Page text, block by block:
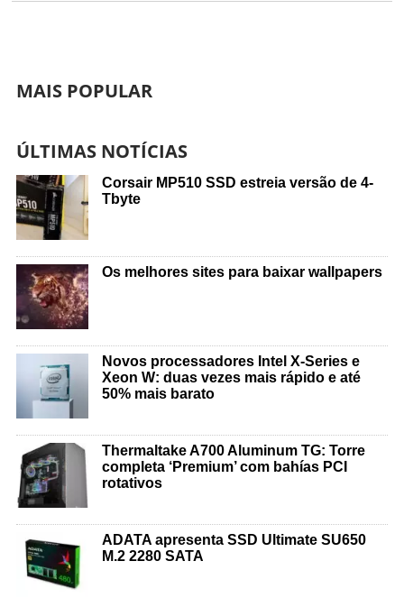
MAIS POPULAR
ÚLTIMAS NOTÍCIAS
Corsair MP510 SSD estreia versão de 4-
Tbyte
Os melhores sites para baixar wallpapers
Novos processadores Intel X-Series e
Xeon W: duas vezes mais rápido e até
50% mais barato
Thermaltake A700 Aluminum TG: Torre
completa ‘Premium’ com bahías PCI
rotativos
ADATA apresenta SSD Ultimate SU650
M.2 2280 SATA